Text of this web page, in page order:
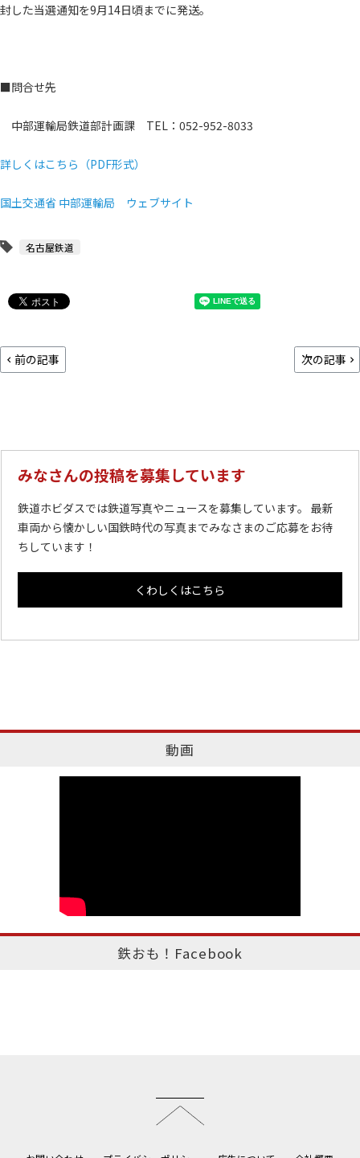
封した当選通知を9月14日頃までに発送。
■問合せ先
中部運輸局鉄道部計画課 TEL：052-952-8033
詳しくはこちら（PDF形式）
国土交通省 中部運輸局 ウェブサイト
名古屋鉄道
前の記事 次の記事
みなさんの投稿を募集しています
鉄道ホビダスでは鉄道写真やニュースを募集しています。 最新
車両から懐かしい国鉄時代の写真までみなさまのご応募をお待
ちしています！
くわしくはこちら
動画
鉄おも！Facebook